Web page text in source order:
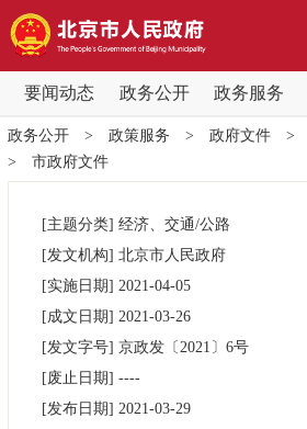
要闻动态 政务公开 政务服务
要闻动态
党中央精神 国务院信息
各区热点
市领导
政务公开> 政策服务 > 政府文件>
> 市政府文件
[主题分类] 经济、交通/公路
[发文机构] 北京市人民政府
[实施日期] 2021-04-05
[成文日期] 2021-03-26
[发文字号] 京政发〔2021〕 6号
[废止日期] ----
[发布日期] 2021-03-29